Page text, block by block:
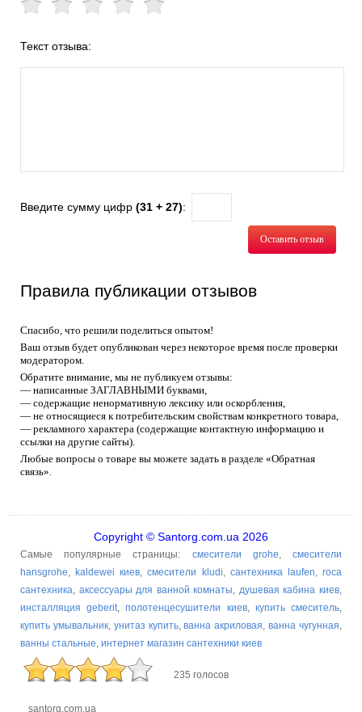
Текст отзыва:
Введите сумму цифр (31 + 27):
Оставить отзыв
Правила публикации отзывов
Спасибо, что решили поделиться опытом!
Ваш отзыв будет опубликован через некоторое время после проверки
модератором.
Обратите внимание, мы не публикуем отзывы:
— написанные ЗАГЛАВНЫМИ буквами,
— содержащие ненормативную лексику или оскорбления,
— не относящиеся к потребительским свойствам конкретного товара,
— рекламного характера (содержащие контактную информацию и
ссылки на другие сайты).
Любые вопросы о товаре вы можете задать в разделе «Обратная
связь».
Copyright © Santorg.com.ua 2026
Самые популярные страницы: смесители grohe,смесители
hansgrohe, kaldewei киев,смесители kludi, сантехника laufen,roca
сантехника, аксессуары для ванной комнаты, душевая кабина киев,
инсталляция geberit,полотенцесушители киев, купить смеситель,
купить умывальник, унитаз купить,ванна акриловая,ванна чугунная,
ванны стальные, интернет магазин сантехники киев
235 голосов
santorg.com.ua